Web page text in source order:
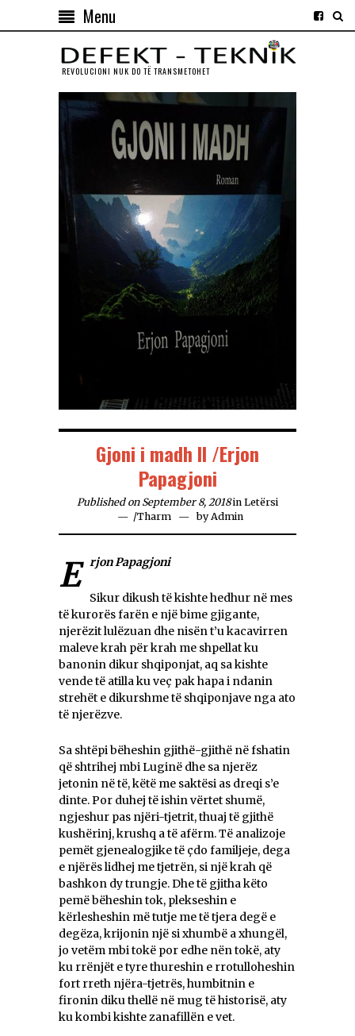
Menu
REVOLUCIONI NUK DO TЁ TRANSMETOHET
Gjoni i madh II /Erjon
Papagjoni
Published on September 8, 2018 in Letërsi
/Tharm byAdmin
Erjon Papagjoni
Sikur dikush të kishte hedhur në mes
të kurorës farën e një bime gjigante,
njerëzit lulëzuan dhe nisën t’u kacavirren
maleve krah për krah me shpellat ku
banonin dikur shqiponjat, aq sa kishte
vende të atilla ku veç pak hapa i ndanin
strehët e dikurshme të shqiponjave nga ato
të njerëzve.
Sa shtëpi bëheshin gjithë-gjithë në fshatin
që shtrihej mbi Luginë dhe sa njerëz
jetonin në të, këtë me saktësi as dreqi s’e
dinte. Por duhej të ishin vërtet shumë,
ngjeshur pas njëri-tjetrit, thuaj të gjithë
kushërinj, krushq a të afërm. Të analizoje
pemët gjenealogjike të çdo familjeje, dega
e njërës lidhej me tjetrën, si një krah që
bashkon dy trungje. Dhe të gjitha këto
pemë bëheshin tok, plekseshin e
kërlesheshin më tutje me të tjera degë e
degëza, krijonin një si xhumbë a xhungël,
jo vetëm mbi tokë por edhe nën tokë, aty
ku rrënjët e tyre thureshin e rrotulloheshin
fort rreth njëra-tjetrës, humbitnin e
fironin diku thellë në mug të historisë, aty
ku kombi kishte zanafillën e vet.